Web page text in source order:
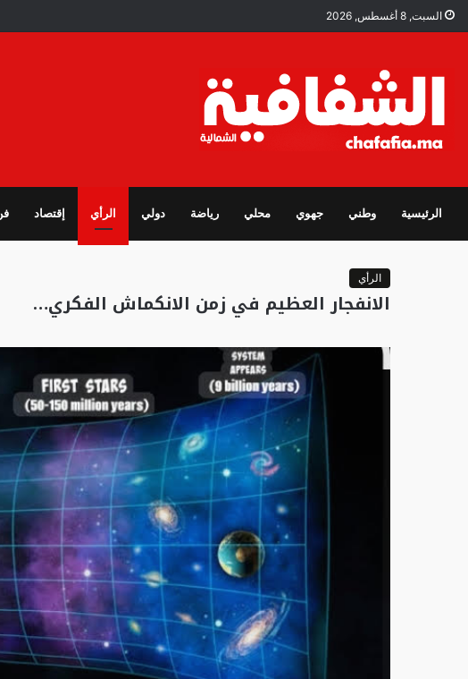
السبت, 8 أغسطس, 2026
الرئيسية وطني جهوي محلي رياضة دولي الرأي إقتصاد
الرأي
الانفجار العظيم في زمن الانكماش الفكري…